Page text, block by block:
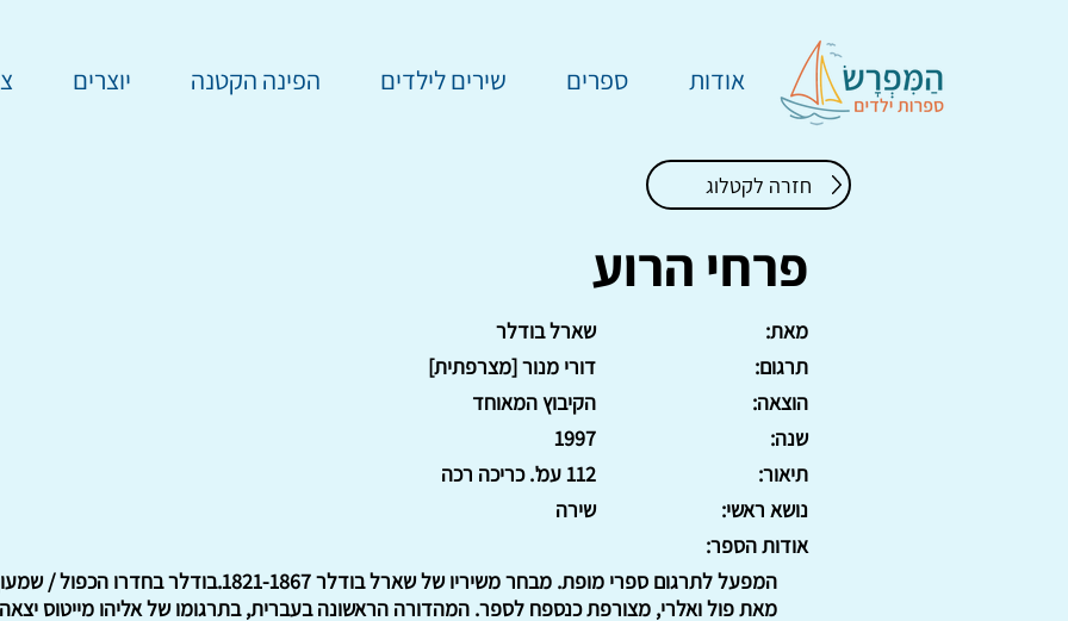
אודות ספרים שירים לילדים הפינה הקטנה יוצרים
חזרה לקטלוג
פרחי הרוע
שארל בודלר
מאת:
דורי מנור [מצרפתית]
תרגום:
הקיבוץ המאוחד
הוצאה:
1997
שנה:
112 עמ'. כריכה רכה
תיאור:
שירה
נושא ראשי:
אודות הספר:
המפעל לתרגום ספרי מופת. מבחר משיריו של שארל בודלר